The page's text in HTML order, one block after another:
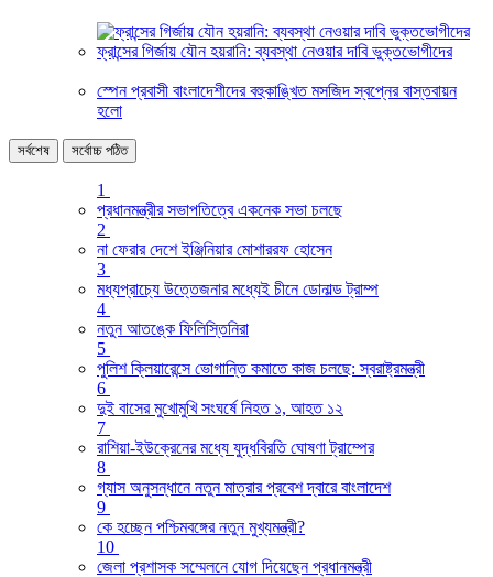
ফ্রান্সের গির্জায় যৌন হয়রানি: ব্যবস্থা নেওয়ার দাবি ভুক্তভোগীদের
স্পেন প্রবাসী বাংলাদেশীদের বহুকাঙ্খিত মসজিদ স্বপ্নের বাস্তবায়ন
হলো
সর্বশেষ সর্বোচ্চ পঠিত
1
প্রধানমন্ত্রীর সভাপতিত্বে একনেক সভা চলছে
2
না ফেরার দেশে ইঞ্জিনিয়ার মোশাররফ হোসেন
3
মধ্যপ্রাচ্যে উত্তেজনার মধ্যেই চীনে ডোনাল্ড ট্রাম্প
4
নতুন আতঙ্কে ফিলিস্তিনিরা
5
পুলিশ ক্লিয়ারেন্সে ভোগান্তি কমাতে কাজ চলছে: স্বরাষ্ট্রমন্ত্রী
6
দুই বাসের মুখোমুখি সংঘর্ষে নিহত ১, আহত ১২
7
রাশিয়া-ইউক্রেনের মধ্যে যুদ্ধবিরতি ঘোষণা ট্রাম্পের
8
গ্যাস অনুসন্ধানে নতুন মাত্রার প্রবেশ দ্বারে বাংলাদেশ
9
কে হচ্ছেন পশ্চিমবঙ্গের নতুন মুখ্যমন্ত্রী?
10
জেলা প্রশাসক সম্মেলনে যোগ দিয়েছেন প্রধানমন্ত্রী